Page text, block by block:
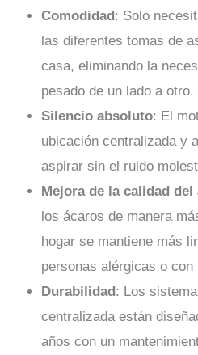
Comodidad: Solo
las diferentes tomas de
casa, eliminando la
pesado de un lado a otro.
Silencio absoluto: El
ubicación centralizada y
aspirar sin el ruido
Mejora de la calidad del
los ácaros de manera
hogar se mantiene más
personas alérgicas o
Durabilidad: Los
centralizada están
años con un